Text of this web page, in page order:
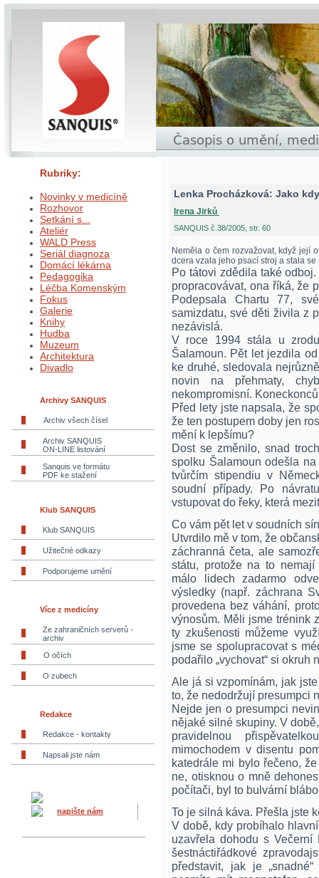
Rubriky:
Novinky v medicíně
Rozhovor
Setkání s...
Ateliér
WALD Press
Seriál diagnoza
Domácí lékárna
Pedagogika
Léčba Komenským
Fokus
Galerie
Knihy
Hudba
Muzeum
Architektura
Divadlo
Archivy SANQUIS
Archiv všech čísel
Archiv SANQUIS
ON-LINE listování
Sanquis ve formátu
PDF ke stažení
Klub SANQUIS
Klub SANQUIS
Užitečné odkazy
Podporujeme umění
Více z medicíny
Ze zahraničních serverů -
archiv
O očích
O zubech
Redakce
Redakce - kontakty
Napsali jste nám
napište nám
Lenka Procházková: Jako
Irena Jirků
SANQUIS č.38/2005, str. 60
Neměla o čem rozvažovat, když její
dcera vzala jeho psací stroj a stala
Po tátovi zdědila také
propracovávat, ona říká, že
Podepsala Chartu 77,
samizdatu, své děti živila z
nezávislá.
V roce 1994 stála u
Šalamoun. Pět let jezdila
ke druhé, sledovala
novin na přehmaty,
nekompromisní.
Před lety jste napsala, že
že ten postupem doby jen
mění k lepšímu?
Dost se změnilo, snad
spolku Šalamoun odešla
tvůrčím stipendiu v
soudní případy. Po
vstupovat do řeky, která
Co vám pět let v soudních
Utvrdilo mě v tom, že
záchranná četa, ale
státu, protože na to
málo lidech zadarmo
výsledky (např. záchrana
provedena bez váhání,
výnosům. Měli jsme trénink
ty zkušenosti můžeme
jsme se spolupracovat s
podařilo „vychovat“ si okruh
Ale já si vzpomínám, jak
to, že nedodržují presumpci
Nejde jen o presumpci
nějaké silné skupiny. V
pravidelnou
mimochodem v disentu
katedrále mi bylo řečeno,
ne, otisknou o mně
počítači, byl to bulvární
To je silná káva. Přešla jste
V době, kdy probíhalo
uzavřela dohodu s
šestnáctiřádkové
představit, jak je